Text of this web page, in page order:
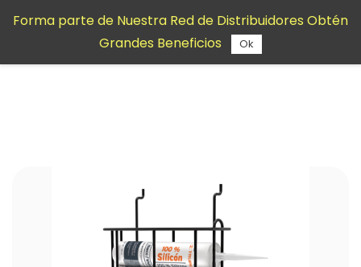
contenido
Forma parte de Nuestra Red de Distribuidores Obtén
Grandes Beneficios
Ok